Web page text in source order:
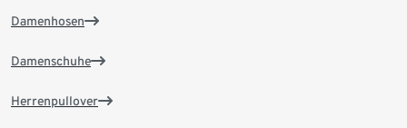
Damenhosen
Damenschuhe
Herrenpullover